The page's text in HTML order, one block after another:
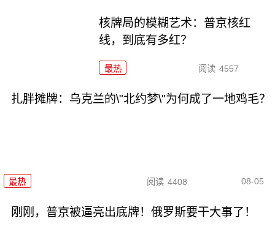
核牌局的模糊艺术：普京核红
线，到底有多红？
最热 阅读 4557
扎胖摊牌：乌克兰的\"北约梦\"为何成了一地鸡毛？
最热 阅读 4408 08-05
刚刚，普京被逼亮出底牌！俄罗斯要干大事了！